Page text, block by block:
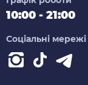
10:00 - 21:00
Соціальні мережі